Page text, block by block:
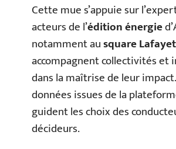
Cette mue s’appuie sur
acteurs de l’édition énergie
notamment ausquare
accompagnent collectivités et
dans la maîtrise de leur
données issues de la
guident les choix des
décideurs.